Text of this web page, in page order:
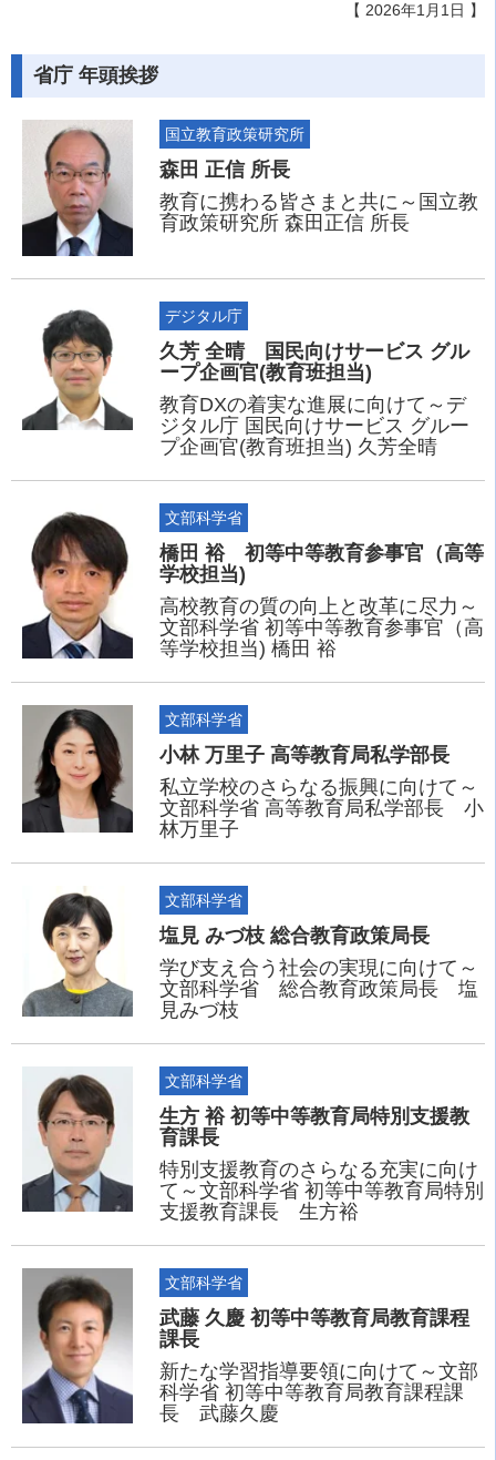
【 2026年1月1日 】
省庁 年頭挨拶
国立教育政策研究所
森田 正信 所長
教育に携わる皆さまと共に～国立教
育政策研究所 森田正信 所長
デジタル庁
久芳 全晴 国民向けサービス グル
ープ企画官(教育班担当)
教育DXの着実な進展に向けて～デ
ジタル庁 国民向けサービス グルー
プ企画官(教育班担当) 久芳全晴
文部科学省
橋田 裕 初等中等教育参事官（高等
学校担当)
高校教育の質の向上と改革に尽力～
文部科学省 初等中等教育参事官（高
等学校担当) 橋田 裕
文部科学省
小林 万里子 高等教育局私学部長
私立学校のさらなる振興に向けて～
文部科学省 高等教育局私学部長 小
林万里子
文部科学省
塩見 みづ枝 総合教育政策局長
学び支え合う社会の実現に向けて～
文部科学省 総合教育政策局長 塩
見みづ枝
文部科学省
生方 裕 初等中等教育局特別支援教
育課長
特別支援教育のさらなる充実に向け
て～文部科学省 初等中等教育局特別
支援教育課長 生方裕
文部科学省
武藤 久慶 初等中等教育局教育課程
課長
新たな学習指導要領に向けて～文部
科学省 初等中等教育局教育課程課
長 武藤久慶